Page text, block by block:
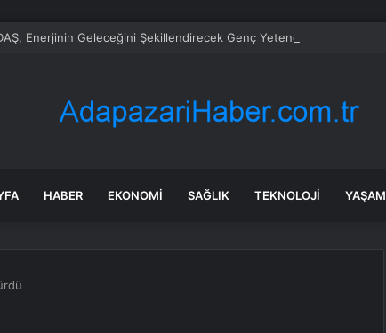
Enerjinin Geleceğini Şekillendirecek Genç Yetenekleri Arıyor
HABER EKONOMI SAĞLIK TEKNOLOJI YAŞAM